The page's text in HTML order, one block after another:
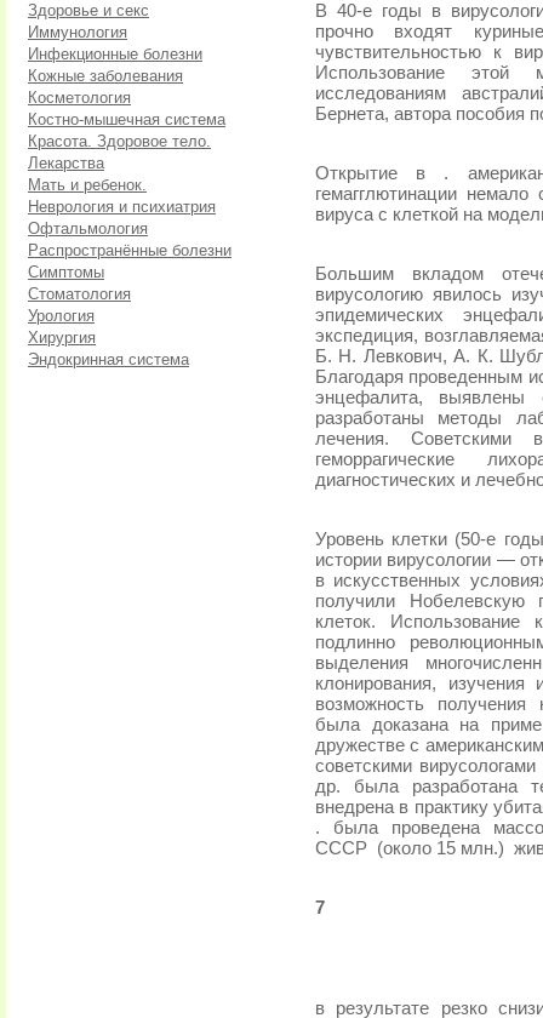
Здоровье и секс
Иммунология
Инфекционные болезни
Кожные заболевания
Косметология
Костно-мышечная система
Красота. Здоровое тело.
Лекарства
Мать и ребенок.
Неврология и психиатрия
Офтальмология
Распространённые болезни
Симптомы
Стоматология
Урология
Хирургия
Эндокринная система
В 40-е годы в
прочно входят
чувствительностью к
Использование этой
исследованиям
Бернета, автора пособия
Открытие в .
гемагглютинации немало
вируса с клеткой на
Большим вкладом
вирусологию явилось
эпидемических
экспедиция,
Б. Н. Левкович, А. К.
Благодаря проведенным
энцефалита, выявлены
разработаны методы
лечения. Советскими
геморрагические
диагностических и
Уровень клетки (50-е
истории вирусологии —
в искусственных
получили Нобелевскую
клеток. Использование
подлинно
выделения
клонирования,
возможность полу­чения
была до­казана на
дружестве с
советскими
др. была разработана
внедрена в практику
. была проведена
СССР (около 15 млн.)
7
в результате резко